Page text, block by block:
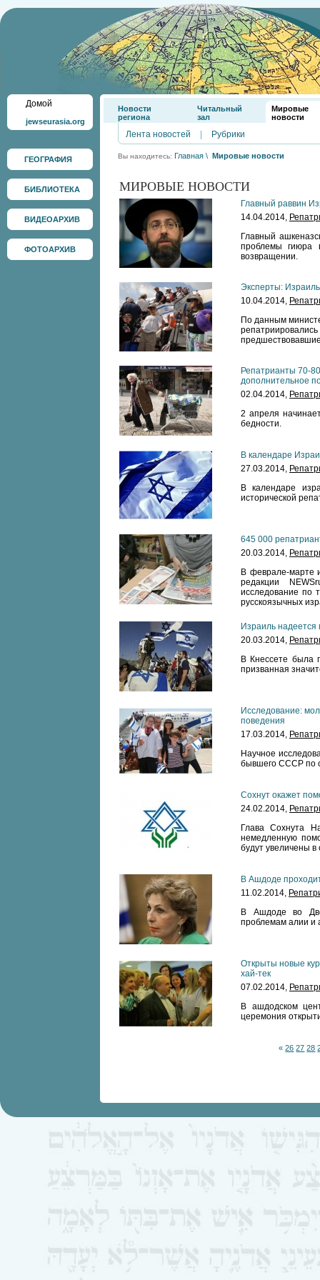
Домой
jewseurasia.org
ГЕОГРАФИЯ
БИБЛИОТЕКА
ВИДЕОАРХИВ
ФОТОАРХИВ
Новости
региона
Читальный
зал
Мировые
новости
Лента новостей Рубрики
Вы находитесь: Главная \ Мировые новости
МИРОВЫЕ НОВОСТИ
Главный раввин
14.04.2014,
Главный
проблемы гиюра
возвращении.
Эксперты:
10.04.2014,
По данным
Репатрианты 70-
дополнительное
02.04.2014,
2 апреля
бедности.
В календаре
27.03.2014,
В календаре
исторической
645 000
20.03.2014,
В феврале-марте
редакции
исследование по
русскоязычных
Израиль
20.03.2014,
В Кнессете была
призванная
Исследование:
поведения
17.03.2014,
Научное
бывшего СССР по
Сохнут окажет
24.02.2014,
Глава Сохнута
немедленную
будут увеличены
В Ашдоде
11.02.2014,
В Ашдоде во
проблемам алии и
Открыты новые
хай-тек
07.02.2014,
В ашдодском
церемония
« 26 27 28